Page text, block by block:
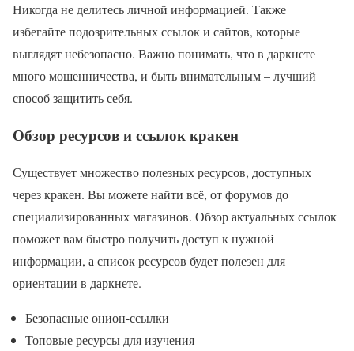
Никогда не делитесь личной информацией. Также
избегайте подозрительных ссылок и сайтов, которые
выглядят небезопасно. Важно понимать, что в даркнете
много мошенничества, и быть внимательным – лучший
способ защитить себя.
Обзор ресурсов и ссылок кракен
Существует множество полезных ресурсов, доступных
через кракен. Вы можете найти всё, от форумов до
специализированных магазинов. Обзор актуальных ссылок
поможет вам быстро получить доступ к нужной
информации, а список ресурсов будет полезен для
ориентации в даркнете.
Безопасные онион-ссылки
Топовые ресурсы для изучения